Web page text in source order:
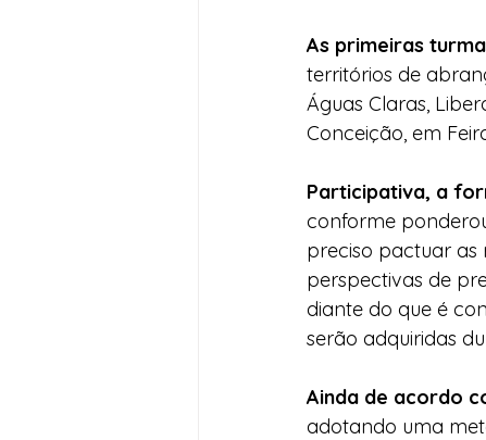
As primeiras
territórios de
Águas Claras,
Conceição, em
Participativa, a
conforme
preciso pactuar as
perspectivas de
diante do que é
serão adquiridas
Ainda de acordo
adotando uma